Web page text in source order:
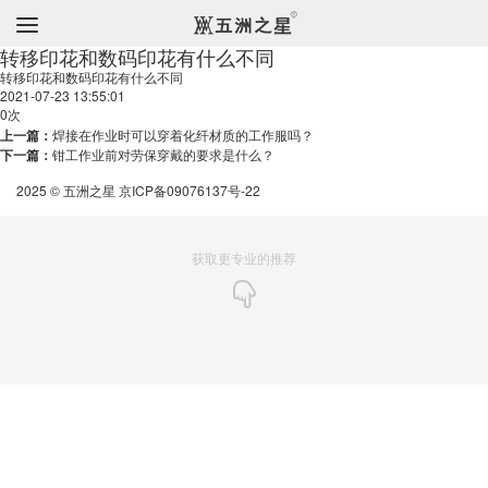
转移印花和数码印花有什么不同
转移印花和数码印花有什么不同
2021-07-23 13:55:01
0次
上一篇： 焊接在作业时可以穿着化纤材质的工作服吗？
下一篇： 钳工作业前对劳保穿戴的要求是什么？
2025 © 五洲之星 京ICP备09076137号-22
获取更专业的推荐